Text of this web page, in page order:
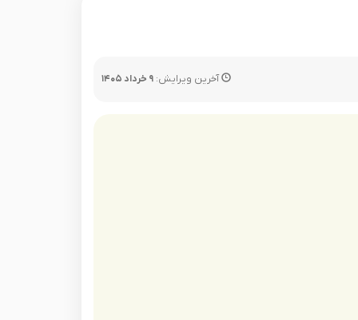
آخرین ویرایش: ۹ خرداد ۱۴۰۵